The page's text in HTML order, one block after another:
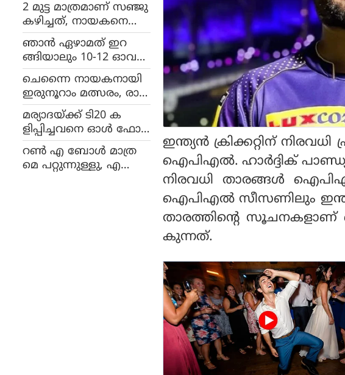
2 മുട്ട മാത്രമാണ് സഞ്ജു
കഴിച്ചത്, നായകനെ
ട്രോളി അശ്വിൻ
ഞാൻ ഏഴാമത് ഇറ
ങ്ങിയാലും 10-12 ഓവർ
ബാറ്റ് ചെയ്യേണ്ട അവ
സ്ഥ: തുറന്ന് പറഞ്ഞ് അ
ക്സർ പട്ടേൽ
ചെന്നൈ നായകനായി
ഇരുനൂറാം മത്സരം, രാജ
സ്ഥാനെതിരെ ഇറ
ങ്ങുമ്പോൾ ധോനിയെ
തേടി അപൂർവ്വനേട്ടം
മര്യാദയ്ക്ക് ടി20 ക
ളിപ്പിച്ചവനെ ഓൾ ഫോർ
മാറ്റിലെത്തിച്ച്
ഫോമൗട്ടാക്കുന്നത് എ
ന്ത് ദ്രാവിഡാണ്
റൺ എ ബോൾ മാത്ര
മെ പറ്റുന്നുള്ളു, എ
ഇന്ത്യൻ ക്രിക്കറ്റിന്
ഐപിഎൽ. ഹാർദ്ദിക്
നിരവധി താരങ്ങൾ
ഐപിഎൽ സീസണിലും
താരത്തിൻ്റെ
കുന്നത്.